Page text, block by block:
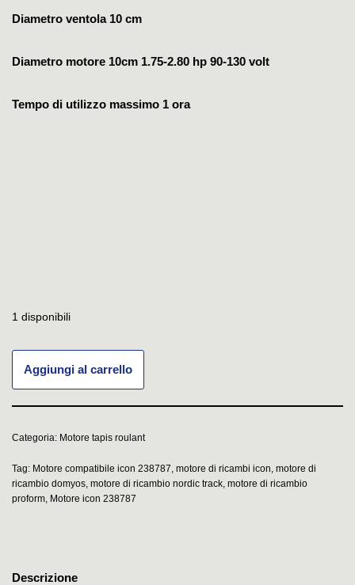
Diametro ventola 10 cm
Diametro motore 10cm 1.75-2.80 hp 90-130 volt
Tempo di utilizzo massimo 1 ora
1 disponibili
Aggiungi al carrello
Categoria: Motore tapis roulant
Tag: Motore compatibile icon 238787, motore di ricambi icon, motore di
ricambio domyos, motore di ricambio nordic track, motore di ricambio
proform, Motore icon 238787
Descrizione